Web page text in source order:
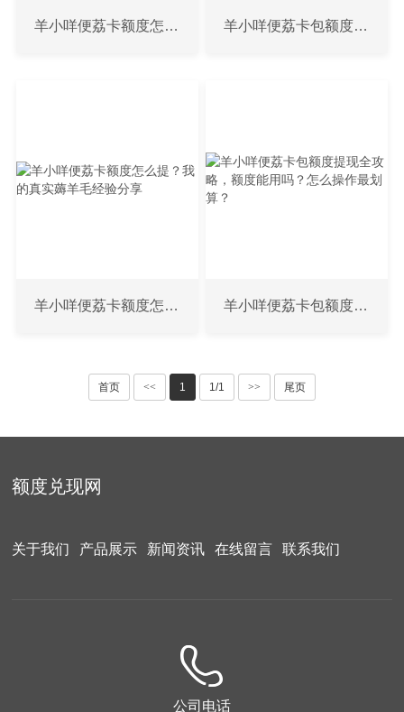
羊小咩便荔卡额度怎么提现？付款设置全攻略 羊小咩便荔卡包额度提现和注销问题一次说清
羊小咩便荔卡额度怎么提？我的真实薅羊毛经验分享 羊小咩便荔卡包额度提现全攻略，额度能用吗？怎么操作最划算？
首页 << 1 1/1 >> 尾页
额度兑现网
关于我们 产品展示 新闻资讯 在线留言 联系我们
公司电话